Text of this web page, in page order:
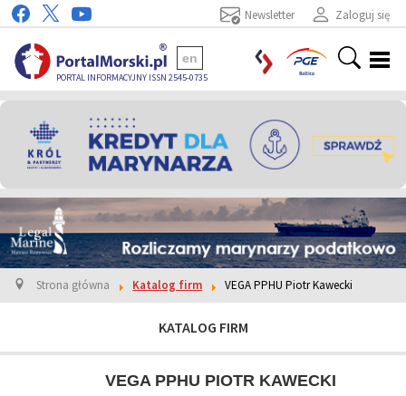
Zaloguj się
Newsletter
PORTAL INFORMACYJNY ISSN 2545-0735
en
Strona główna Katalog firm VEGA PPHU Piotr Kawecki
KATALOG FIRM
VEGA PPHU PIOTR KAWECKI